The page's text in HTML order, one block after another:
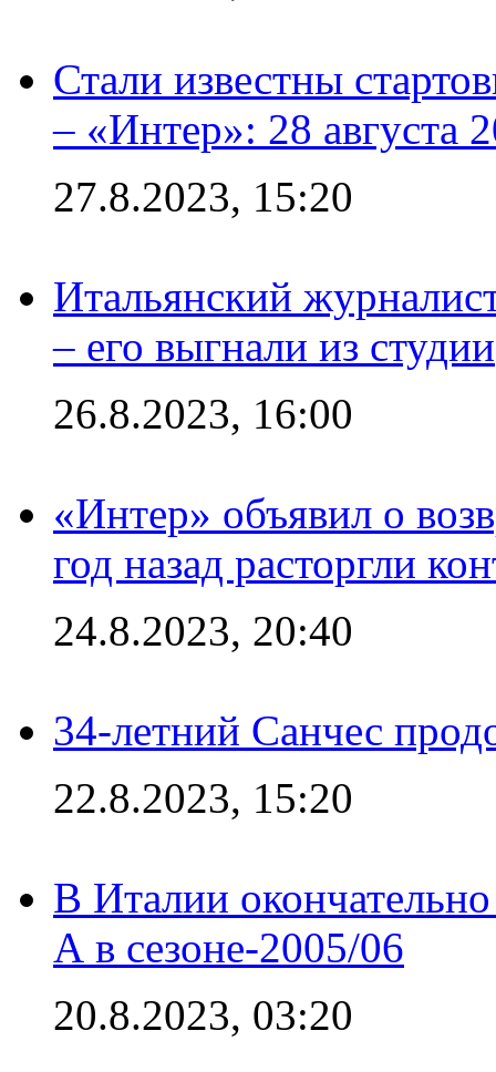
Стали известны
– «Интер»: 28 августа
27.8.2023, 15:20
Итальянский
– его выгнали из студии
26.8.2023, 16:00
«Интер» объявил о
год назад расторгли
24.8.2023, 20:40
34-летний Санчес
22.8.2023, 15:20
В Италии
А в сезоне-2005/06
20.8.2023, 03:20